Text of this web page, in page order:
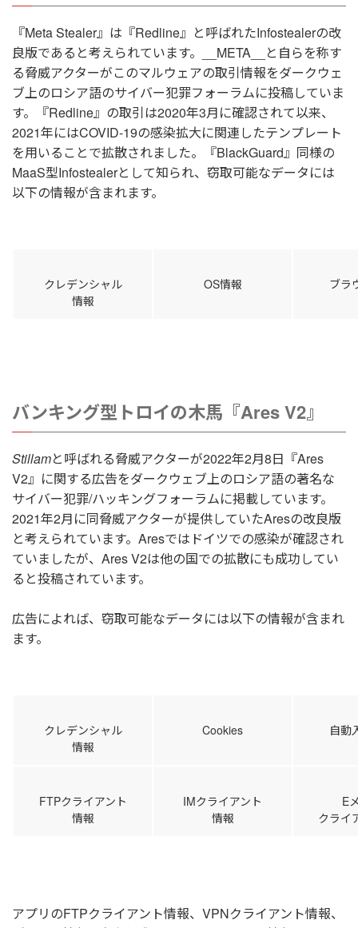
『Meta Stealer』は『Redline』と呼ばれたInfostealerの改
良版であると考えられています。__META__と自らを称す
る脅威アクターがこのマルウェアの取引情報をダークウェ
ブ上のロシア語のサイバー犯罪フォーラムに投稿していま
す。『Redline』の取引は2020年3月に確認されて以来、
2021年にはCOVID-19の感染拡大に関連したテンプレート
を用いることで拡散されました。『BlackGuard』同様の
MaaS型Infostealerとして知られ、窃取可能なデータには
以下の情報が含まれます。
クレデンシャル
情報
OS情報 ブラ
バンキング型トロイの木馬『Ares V2』
Stillamと呼ばれる脅威アクターが2022年2月8日『Ares
V2』に関する広告をダークウェブ上のロシア語の著名な
サイバー犯罪/ハッキングフォーラムに掲載しています。
2021年2月に同脅威アクターが提供していたAresの改良版
と考えられています。Aresではドイツでの感染が確認され
ていましたが、Ares V2は他の国での拡散にも成功してい
ると投稿されています。
広告によれば、窃取可能なデータには以下の情報が含まれ
ます。
クレデンシャル
情報
Cookies 自動
FTPクライアント
情報
IMクライアント
情報
E
クライ
アプリのFTPクライアント情報、VPNクライアント情報、